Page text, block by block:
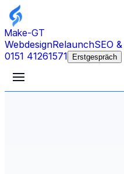
Make-GT
WebdesignRelaunchSEO
0151 41261571
Erstgespräch